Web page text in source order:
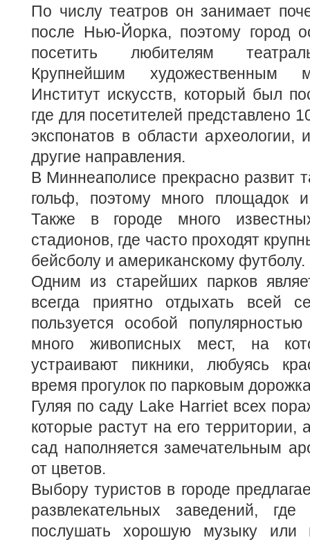
По числу театров он занимает
после Нью-Йорка, поэтому город
посетить любителям
Крупнейшим художественным
Институт искусств, который был
где для посетителей представлено
экспонатов в области археологии,
другие направления.
В Миннеаполисе прекрасно развит
гольф, поэтому много площадок
Также в городе много
стадионов, где часто проходят
бейсболу и американскому футболу.
Одним из старейших парков
всегда приятно отдыхать всей
пользуется особой
много живописных мест, на
устраивают пикники, любуясь
время прогулок по парковым
Гуляя по саду Lake Harriet всех
которые растут на его территории,
сад наполняется замечательным
от цветов.
Выбору туристов в городе
развлекательных заведений,
послушать хорошую музыку или